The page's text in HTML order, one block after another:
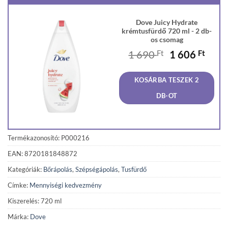
Dove Juicy Hydrate
krémtusfürdő 720 ml - 2 db-
os csomag
1 690Ft
Original
was:
1
690 Ft.
1 606 Ft
is:
606
KOSÁRBA TESZEK 2
DB-OT
Termékazonosító: P000216
EAN: 8720181848872
Kategóriák: Bőrápolás, Szépségápolás, Tusfürdő
Címke: Mennyiségi kedvezmény
Kiszerelés: 720 ml
Márka: Dove